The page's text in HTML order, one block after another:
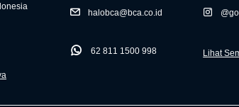
halobca@bca.co.id
62 811 1500 998 Lihat